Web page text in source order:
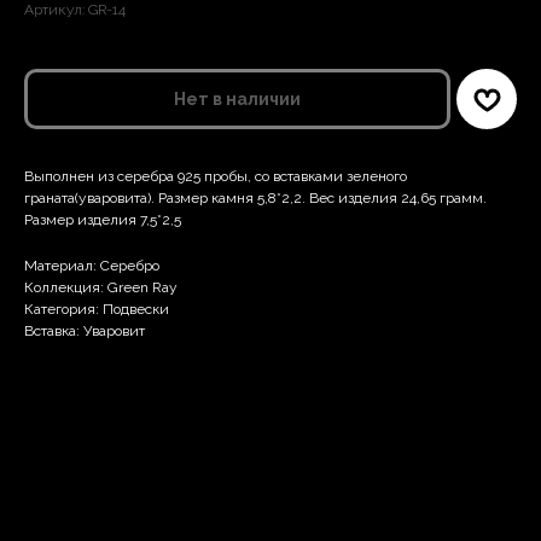
Артикул: GR-14
Нет в наличии
Выполнен из серебра 925 пробы, со вставками зеленого
граната(уваровита). Размер камня 5,8*2,2. Вес изделия 24,65 грамм.
Размер изделия 7,5*2,5
Материал: Серебро
Коллекция: Green Ray
Категория: Подвески
Вставка: Уваровит